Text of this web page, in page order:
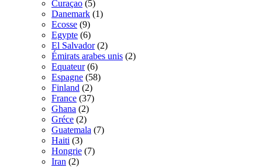
Curaçao (5)
Danemark (1)
Ecosse (9)
Egypte (6)
El Salvador (2)
Émirats arabes unis (2)
Equateur (6)
Espagne (58)
Finland (2)
France (37)
Ghana (2)
Gréce (2)
Guatemala (7)
Haiti (3)
Hongrie (7)
Iran (2)